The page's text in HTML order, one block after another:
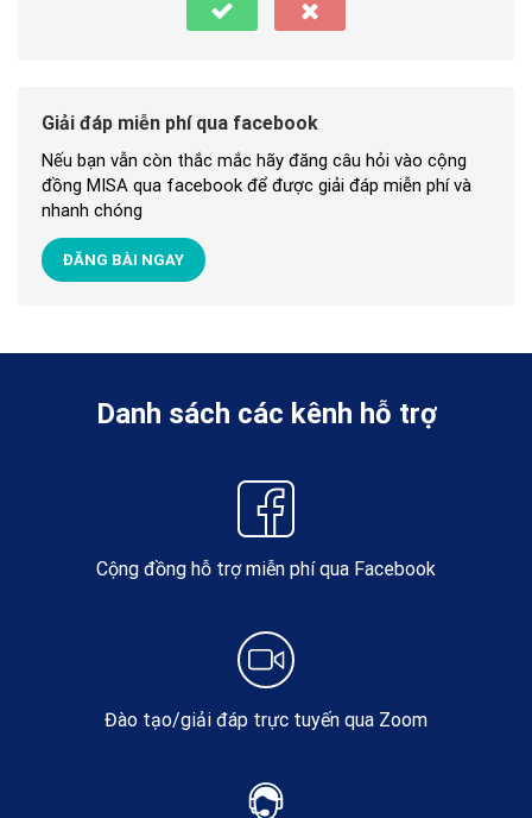
Giải đáp miễn phí qua facebook
Nếu bạn vẫn còn thắc mắc hãy đăng câu hỏi vào cộng
đồng MISA qua facebook để được giải đáp miễn phí và
nhanh chóng
ĐĂNG BÀI NGAY
Danh sách các kênh hỗ trợ
Cộng đồng hỗ trợ miễn phí qua Facebook
Đào tạo/giải đáp trực tuyến qua Zoom